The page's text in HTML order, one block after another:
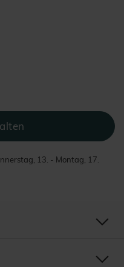
13. - Montag, 17.